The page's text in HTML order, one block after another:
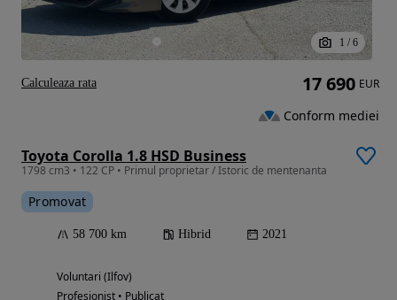
1 / 6
Toyota Corolla 1.8 HSD Business
1798 cm3 • 122 CP • Primul proprietar / Istoric de mentenanta
Promovat
58 700 km Hibrid 2021
Voluntari (Ilfov)
Profesionist • Publicat
17 690 EUR
Conform mediei
Calculeaza rata